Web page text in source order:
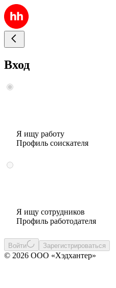
Вход
Я ищу работу
Профиль соискателя
Я ищу сотрудников
Профиль работодателя
Войти Зарегистрироваться
© 2026 ООО «Хэдхантер»